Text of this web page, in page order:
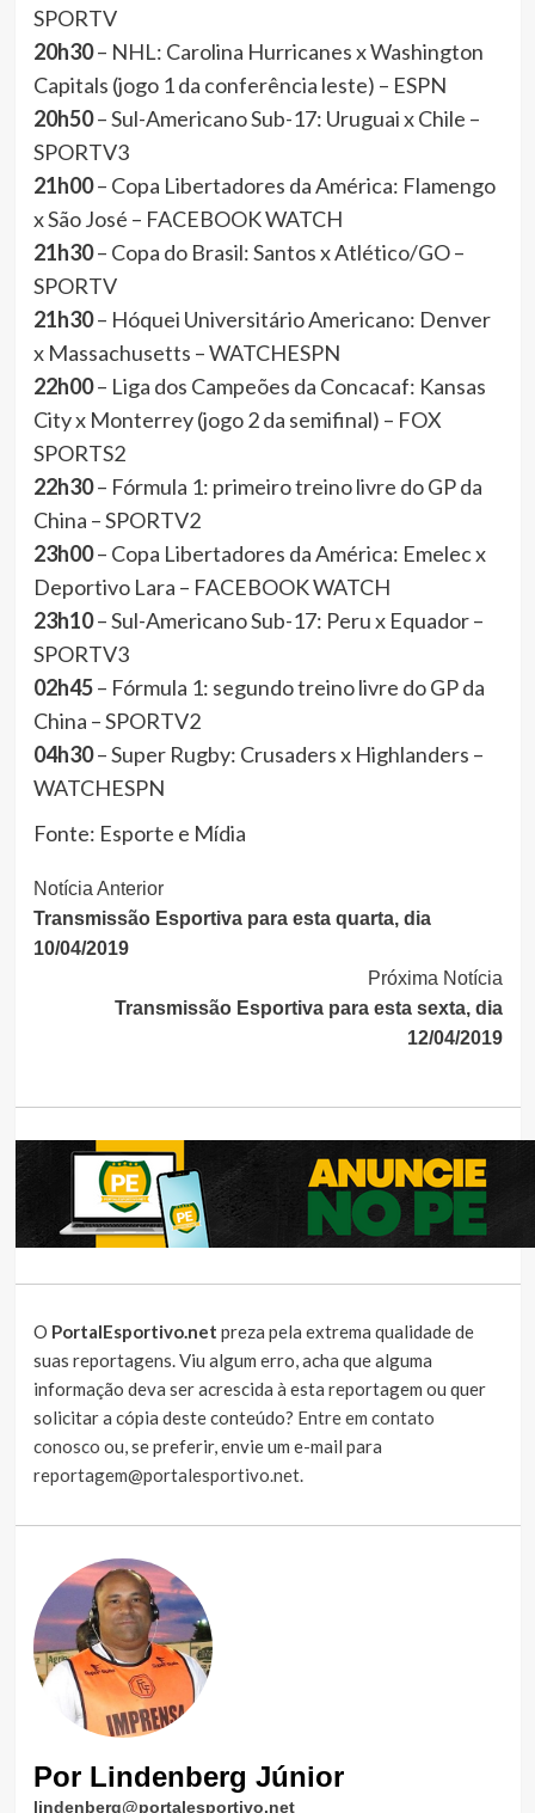
SPORTV
20h30– NHL: Carolina Hurricanes x Washington
Capitals (jogo 1 da conferência leste) – ESPN
20h50– Sul-Americano Sub-17: Uruguai x Chile –
SPORTV3
21h00– Copa Libertadores da América: Flamengo
x São José – FACEBOOK WATCH
21h30– Copa do Brasil: Santos x Atlético/GO –
SPORTV
21h30– Hóquei Universitário Americano: Denver
x Massachusetts – WATCHESPN
22h00– Liga dos Campeões da Concacaf: Kansas
City x Monterrey (jogo 2 da semifinal) – FOX
SPORTS2
22h30– Fórmula 1: primeiro treino livre do GP da
China – SPORTV2
23h00– Copa Libertadores da América: Emelec x
Deportivo Lara – FACEBOOK WATCH
23h10– Sul-Americano Sub-17: Peru x Equador –
SPORTV3
02h45– Fórmula 1: segundo treino livre do GP da
China – SPORTV2
04h30– Super Rugby: Crusaders x Highlanders –
WATCHESPN
Fonte: Esporte e Mídia
Continue
Lendo
Notícia Anterior
Transmissão Esportiva para esta quarta, dia
10/04/2019
Próxima Notícia
Transmissão Esportiva para esta sexta, dia
12/04/2019
O PortalEsportivo.net preza pela extrema qualidade de
suas reportagens. Viu algum erro, acha que alguma
informação deva ser acrescida à esta reportagem ou quer
solicitar a cópia deste conteúdo? Entre em contato
conosco ou, se preferir, envie um e-mail para
reportagem@portalesportivo.net.
Por Lindenberg Júnior
lindenberg@portalesportivo.net